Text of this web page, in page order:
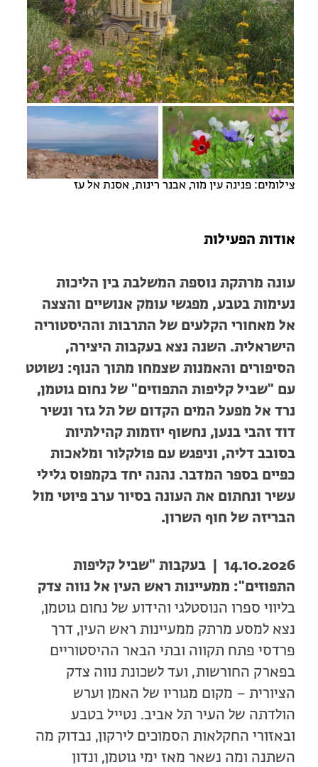
מחנות קיץ
מחנות קיץ
חופשות בבתי ספר שדה
ארץ אהבתי – קבוצות טיולים למבוגרים
צילומים: פנינה עין מור, אבנר רינות, אסנת אל עז
אודות הפעילות
עונה מרתקת נוספת המשלבת בין הליכות
נעימות בטבע, מפגשי עומק אנושיים והצצה
אל מאחורי הקלעים של התרבות וההיסטוריה
הישראלית. השנה נצא בעקבות היצירה,
הסיפורים והאמנות שצמחו מתוך הנוף: נשוטט
עם "שביל קליפות התפוזים" של נחום גוטמן,
נרד אל מפעל המים הקדום של תל גזר ונשיר
דוד זהבי בנען, נחשוף יוזמות קהילתיות
בסובב דליה, וניפגש עם פולקלור ומלאכות
כפיים בספר המדבר. נהנה יחד בקמפוס גלילי
עשיר ונחתום את העונה בסיור ערב פיוטי מול
הבריזה של חוף השרון.
14.10.2026 | בעקבות "שביל קליפות
התפוזים": ממעיינות ראש העין אל נווה צדק
בליווי ספרו הנוסטלגי והידוע של נחום גוטמן,
נצא למסע מרתק ממעיינות ראש העין, דרך
פרדסי פתח תקווה ובתי הבאר ההיסטוריים
בפארק החורשות, ועד לשכונת נווה צדק
הציורית – מקום מגוריו של האמן וערש
הולדתה של העיר תל אביב. נטייל בטבע
ובאזורי החקלאות הסמוכים לירקון, נבדוק מה
השתנה ומה נשאר מאז ימי גוטמן, ונדון